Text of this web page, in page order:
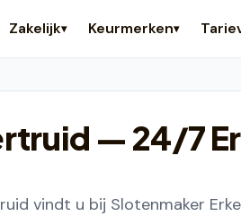
Zakelijk▾ Keurmerken▾
— 24/7
vindt u bij Slotenmaker